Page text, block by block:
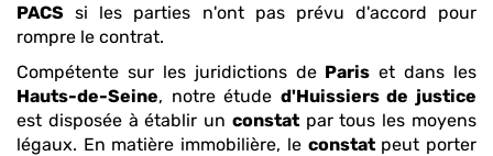
PACS si les parties n'ont pas prévu d'accord pour
rompre le contrat.
Compétente sur les juridictions de Paris et dans les
Hauts-de-Seine, notre étude d'Huissiers de justice
est disposée à établir un constatpar tous les moyens
légaux. En matière immobilière, le constatpeut porter